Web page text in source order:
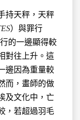
持天秤，天秤
）與罪行
的一邊顯得較
對往上升。這
邊因為重量較
而，畫師的做
及文化中，亡
，若超過羽毛